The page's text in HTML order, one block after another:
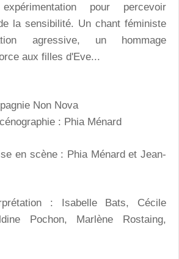
pour percevoir
la sensibilité. Un chant féministe
agressive, un hommage
aux filles d'Eve...
Non Nova
: Phia Ménard
en scène : Phia Ménard et Jean-
: Isabelle Bats, Cécile
Pochon, Marlène Rostaing,